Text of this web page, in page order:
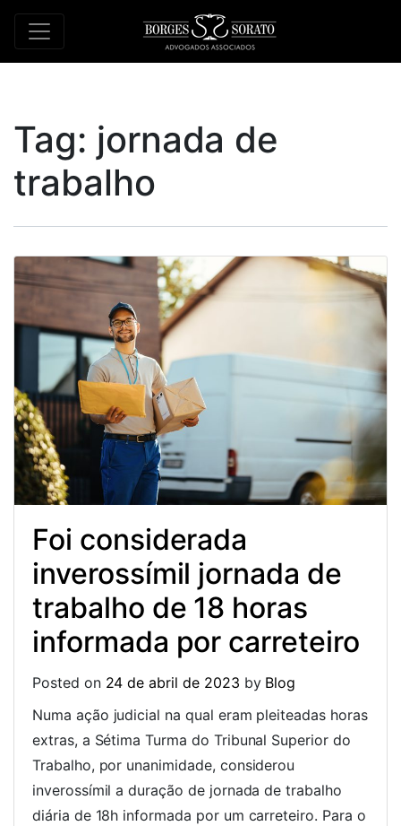
Tag: jornada de
trabalho
Foi considerada
inverossímil jornada de
trabalho de 18 horas
informada por carreteiro
Posted on 24 de abril de 2023 by Blog
Numa ação judicial na qual eram pleiteadas horas
extras, a Sétima Turma do Tribunal Superior do
Trabalho, por unanimidade, considerou
inverossímil a duração de jornada de trabalho
diária de 18h informada por um carreteiro. Para o